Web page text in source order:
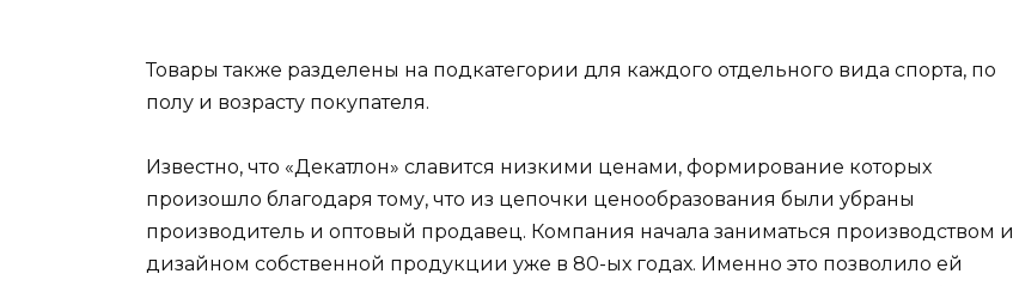
Товары также разделены на подкатегории для каждого отдельного вида спорта, по
полу и возрасту покупателя.
Известно, что «Декатлон» славится низкими ценами, формирование которых
произошло благодаря тому, что из цепочки ценообразования были убраны
производитель и оптовый продавец. Компания начала заниматься производством и
дизайном собственной продукции уже в 80-ых годах. Именно это позволило ей